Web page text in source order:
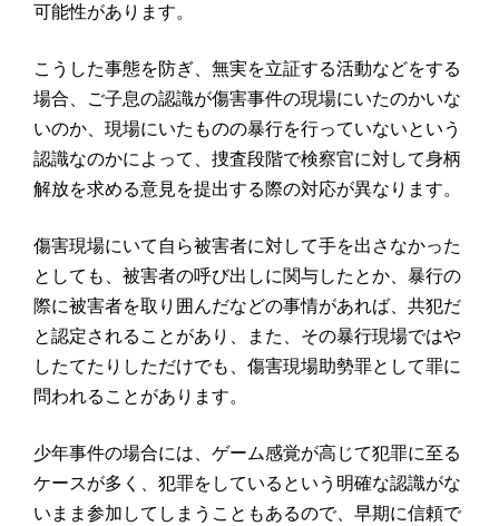
可能性があります。
こうした事態を防ぎ、無実を立証する活動などをする
場合、ご子息の認識が傷害事件の現場にいたのかいな
いのか、現場にいたものの暴行を行っていないという
認識なのかによって、捜査段階で検察官に対して身柄
解放を求める意見を提出する際の対応が異なります。
傷害現場にいて自ら被害者に対して手を出さなかった
としても、被害者の呼び出しに関与したとか、暴行の
際に被害者を取り囲んだなどの事情があれば、共犯だ
と認定されることがあり、また、その暴行現場ではや
したてたりしただけでも、傷害現場助勢罪として罪に
問われることがあります。
少年事件の場合には、ゲーム感覚が高じて犯罪に至る
ケースが多く、犯罪をしているという明確な認識がな
いまま参加してしまうこともあるので、早期に信頼で